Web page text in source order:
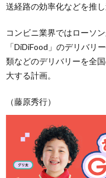
送経路の効率化などを推
コンビニ業界ではローソ
「DiDiFood」のデリバリ
類などのデリバリーを全
大する計画。
（藤原秀行）